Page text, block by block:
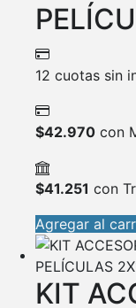
12 cuotas sin
$42.970 con
$41.251 con
Agregar al
KIT